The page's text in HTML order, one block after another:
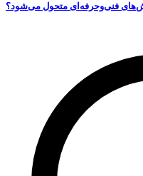
فنی‌وحرفه‌ای متحول می‌شود؟